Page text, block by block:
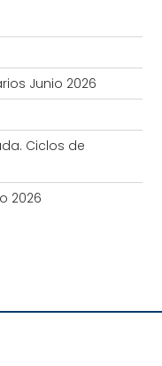
Junio 2026
Ciclos de
2026